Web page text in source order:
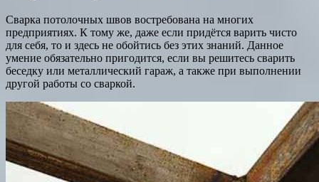
Сварка потолочных швов востребована на многих
предприятиях. К тому же, даже если придётся варить чисто
для себя, то и здесь не обойтись без этих знаний. Данное
умение обязательно пригодится, если вы решитесь сварить
беседку или металлический гараж, а также при выполнении
другой работы со сваркой.